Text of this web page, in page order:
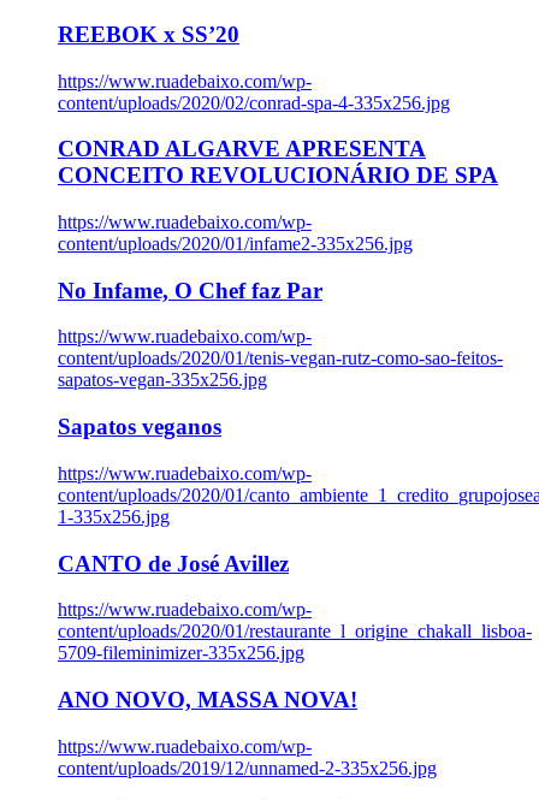
REEBOK x SS’20
https://www.ruadebaixo.com/wp-
content/uploads/2020/02/conrad-spa-4-335x256.jpg
CONRAD ALGARVE APRESENTA
CONCEITO REVOLUCIONÁRIO DE SPA
https://www.ruadebaixo.com/wp-
content/uploads/2020/01/infame2-335x256.jpg
No Infame, O Chef faz Par
https://www.ruadebaixo.com/wp-
content/uploads/2020/01/tenis-vegan-rutz-como-sao-feitos-
sapatos-vegan-335x256.jpg
Sapatos veganos
https://www.ruadebaixo.com/wp-
content/uploads/2020/01/
1-335x256.jpg
CANTO de José Avillez
https://www.ruadebaixo.com/wp-
content/uploads/2020/01/restaurante_l_origine_chakall_lisboa-
5709-fileminimizer-335x256.jpg
ANO NOVO, MASSA NOVA!
https://www.ruadebaixo.com/wp-
content/uploads/2019/12/unnamed-2-335x256.jpg